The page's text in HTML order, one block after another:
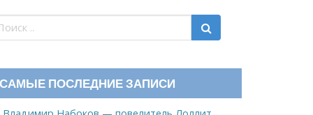
САМЫЕ ПОСЛЕДНИЕ ЗАПИСИ